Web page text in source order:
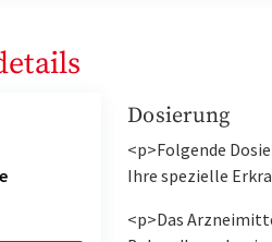
Dosierung
<p>Folgende
Ihre spezielle
<p>Das